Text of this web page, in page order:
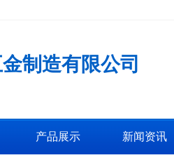
制造有限公司
产品展示 新闻资讯